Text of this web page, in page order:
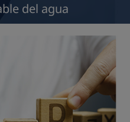
del agua